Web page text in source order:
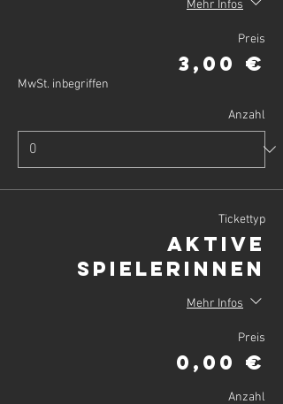
Mehr Infos
Preis
3,00 €
MwSt. inbegriffen
Anzahl
Tickettyp
Aktive
SpielerInnen
Mehr Infos
Preis
0,00 €
Anzahl